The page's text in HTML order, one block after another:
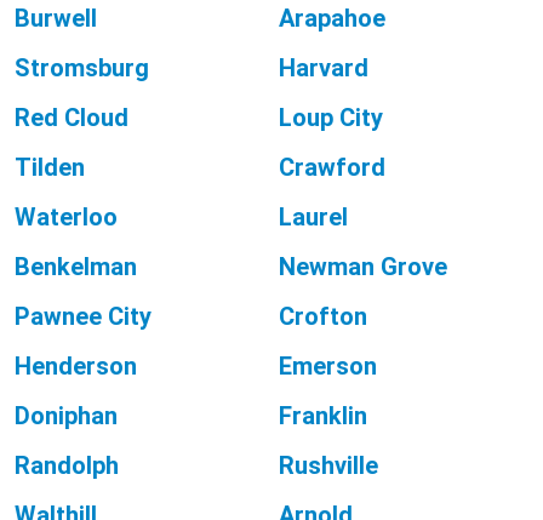
Burwell
Arapahoe
Stromsburg
Harvard
Red Cloud
Loup City
Tilden
Crawford
Waterloo
Laurel
Benkelman
Newman Grove
Pawnee City
Crofton
Henderson
Emerson
Doniphan
Franklin
Randolph
Rushville